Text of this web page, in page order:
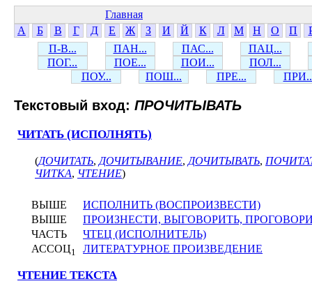
Главная
А
Б В Г Д Е Ж З И Й К Л М Н О П
П-В...
ПАН... ПАС...
ПАЦ...
ПОГ...
ПОЕ... ПОИ...
ПОЛ...
ПОУ...
ПОШ... ПРЕ...
Текстовый вход: ПРОЧИТЫВАТЬ
ЧИТАТЬ (ИСПОЛНЯТЬ)
(ДОЧИТАТЬ, ДОЧИТЫВАНИЕ, ДОЧИТЫВАТЬ,
ЧИТКА, ЧТЕНИЕ)
ВЫШЕ
ИСПОЛНИТЬ (ВОСПРОИЗВЕСТИ)
ВЫШЕ
ПРОИЗНЕСТИ, ВЫГОВОРИТЬ,
ЧАСТЬ
ЧТЕЦ (ИСПОЛНИТЕЛЬ)
АССОЦ1 ЛИТЕРАТУРНОЕ ПРОИЗВЕДЕНИЕ
ЧТЕНИЕ ТЕКСТА